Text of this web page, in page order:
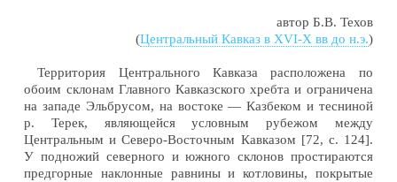
автор Б.В. Техов
(Центральный Кавказ в XVI-X вв до н.э.)
Территория Центрального Кавказа расположена по
обоим склонам Главного Кавказского хребта и ограничена
на западе Эльбрусом, на востоке — Казбеком и тесниной
р. Терек, являющейся условным рубежом между
Центральным и Северо-Восточным Кавказом [72, с. 124].
У подножий северного и южного склонов простираются
предгорные наклонные равнины и котловины, покрытые